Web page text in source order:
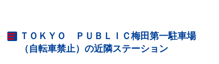
ＴＯＫＹＯ ＰＵＢＬＩＣ梅田第一駐車場
（自転車禁止）の近隣ステーション